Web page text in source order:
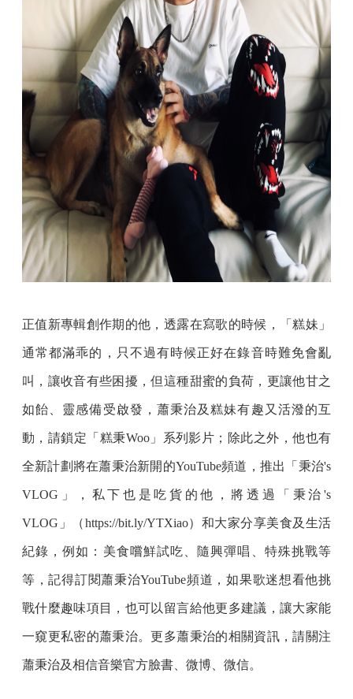
正值新專輯創作期的他，透露在寫歌的時候，「糕妹」
通常都滿乖的，只不過有時候正好在錄音時難免會亂
叫，讓收音有些困擾，但這種甜蜜的負荷，更讓他甘之
如飴、靈感備受啟發，蕭秉治及糕妹有趣又活潑的互
動，請鎖定「糕秉Woo」系列影片；除此之外，他也有
全新計劃將在蕭秉治新開的YouTube頻道，推出「秉治's
VLOG」，私下也是吃貨的他，將透過「秉治's
VLOG」（https://bit.ly/YTXiao）和大家分享美食及生活
紀錄，例如：美食嚐鮮試吃、隨興彈唱、特殊挑戰等
等，記得訂閱蕭秉治YouTube頻道，如果歌迷想看他挑
戰什麼趣味項目，也可以留言給他更多建議，讓大家能
一窺更私密的蕭秉治。更多蕭秉治的相關資訊，請關注
蕭秉治及相信音樂官方臉書、微博、微信。